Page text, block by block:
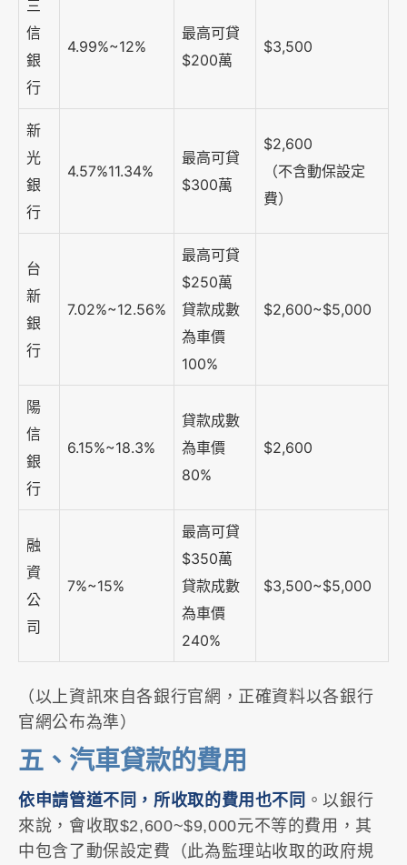
三
信
銀
行
4.99%~12%
最高可貸
$200萬
$3,500
新
光
銀
行
4.57%11.34%
最高可貸
$300萬
$2,600
（不含動保設定
費）
台
新
銀
行
7.02%~12.56%
最高可貸
$250萬
貸款成數
為車價
100%
$2,600~$5,000
陽
信
銀
行
6.15%~18.3%
貸款成數
為車價
80%
$2,600
融
資
公
司
7%~15%
最高可貸
$350萬
貸款成數
為車價
240%
$3,500~$5,000
（以上資訊來自各銀行官網，正確資料以各銀行
官網公布為準）
五、汽車貸款的費用
依申請管道不同，所收取的費用也不同 。以銀行
來說，會收取$2,600~$9,000元不等的費用，其
中包含了動保設定費（此為監理站收取的政府規